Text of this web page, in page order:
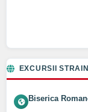
EXCURSII
Biserica